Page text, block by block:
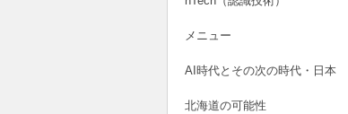
メニュー
AI時代とその次の時代・日本
北海道の可能性